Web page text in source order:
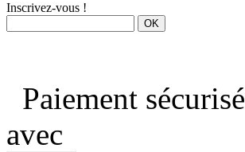
Inscrivez-vous !
Paiement sécurisé
avec